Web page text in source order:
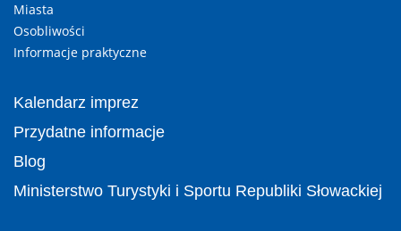
Miasta
Osobliwości
Informacje praktyczne
Kalendarz imprez
Przydatne informacje
Blog
Ministerstwo Turystyki i Sportu Republiki Słowackiej